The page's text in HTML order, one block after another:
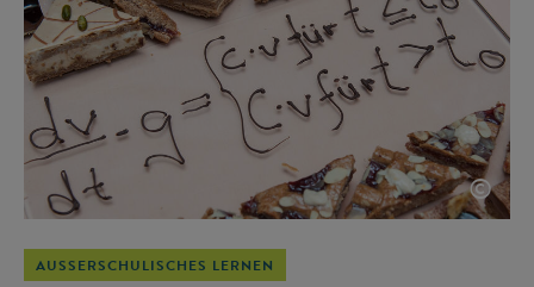
©
AUSSERSCHULISCHES LERNEN